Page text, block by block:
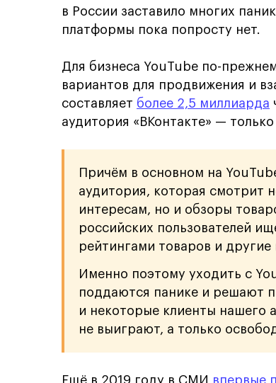
в России заставило многих
платформы пока попросту нет.
Для бизнеса YouTube по-
вариантов для продвижения и
составляет более 2,5 миллиарда
аудитория «ВКонтакте» — только
Причём в основном на
аудитория, которая смотрит
интересам, но и обзоры
российских пользователей
рейтингами товаров и
Именно поэтому уходить с
поддаются панике и решают
и некоторые клиенты нашего
не выиграют, а только
Ещё в 2019 году в СМИ впервые